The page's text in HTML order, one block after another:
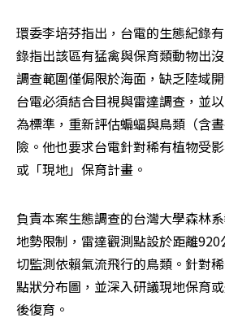
環委李培芬指出，台電的生態紀錄
錄指出該區有猛禽與保育類動物出
調查範圍僅侷限於海面，缺乏陸域
台電必須結合目視與雷達調查，並
為標準，重新評估蝙蝠與鳥類（含
險。他也要求台電針對稀有植物受
或「現地」保育計畫。
負責本案生態調查的台灣大學森林
地勢限制，雷達觀測點設於距離
切監測依賴氣流飛行的鳥類。針對
點狀分布圖，並深入研議現地保育
後復育。